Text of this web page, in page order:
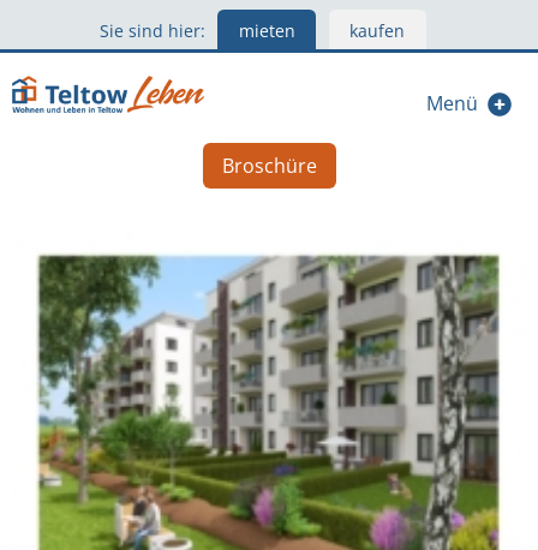
Sie sind hier: mieten kaufen
Menü
Broschüre